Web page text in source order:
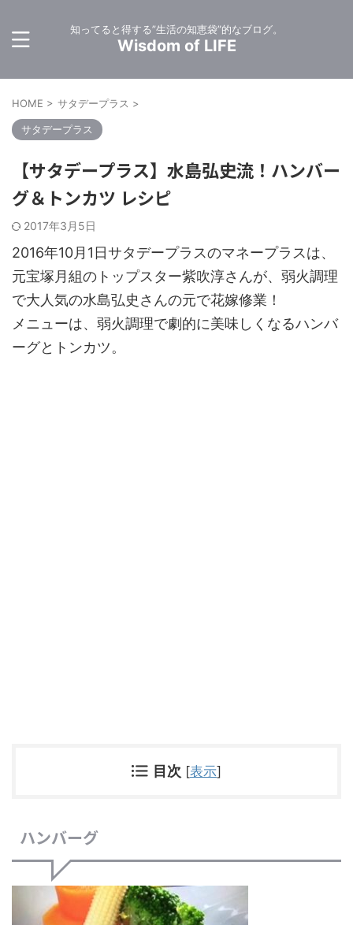
知ってると得する”生活の知恵袋”的なブログ。
Wisdom of LIFE
HOME > サタデープラス >
サタデープラス
【サタデープラス】水島弘史流！ハンバー
グ＆トンカツ レシピ
2017年3月5日
2016年10月1日サタデープラスのマネープラスは、
元宝塚月組のトップスター紫吹淳さんが、弱火調理
で大人気の水島弘史さんの元で花嫁修業！
メニューは、弱火調理で劇的に美味しくなるハンバ
ーグとトンカツ。
目次 [表示]
ハンバーグ